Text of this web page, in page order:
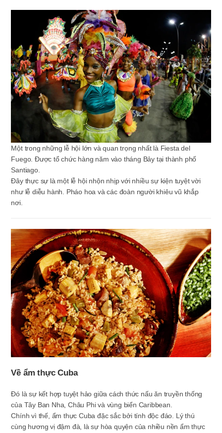
Một trong những lễ hội lớn và quan trọng nhất là Fiesta del
Fuego. Được tổ chức hàng năm vào tháng Bảy tại thành phố
Santiago.
Đây thực sự là một lễ hội nhộn nhịp với nhiều sự kiện tuyệt vời
như lễ diễu hành. Pháo hoa và các đoàn người khiêu vũ khắp
nơi.
Về ẩm thực Cuba
Đó là sự kết hợp tuyệt hảo giữa cách thức nấu ăn truyền thống
của Tây Ban Nha, Châu Phi và vùng biển Caribbean.
Chính vì thế, ẩm thực Cuba đặc sắc bởi tính độc đáo. Lý thú
cùng hương vị đậm đà, là sự hòa quyện của nhiều nền ẩm thực